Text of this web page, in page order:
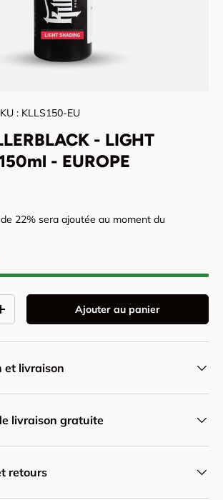
: KLLS150-EU
- LIGHT
- EUROPE
22% sera ajoutée au moment du
Augmenter la quantitéAjouter au panier
et livraison
livraison gratuite
retours